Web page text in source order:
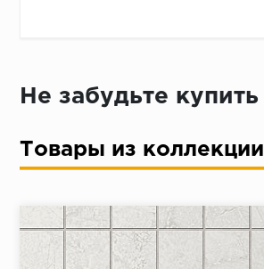
Не забудьте купить
Товары из коллекции